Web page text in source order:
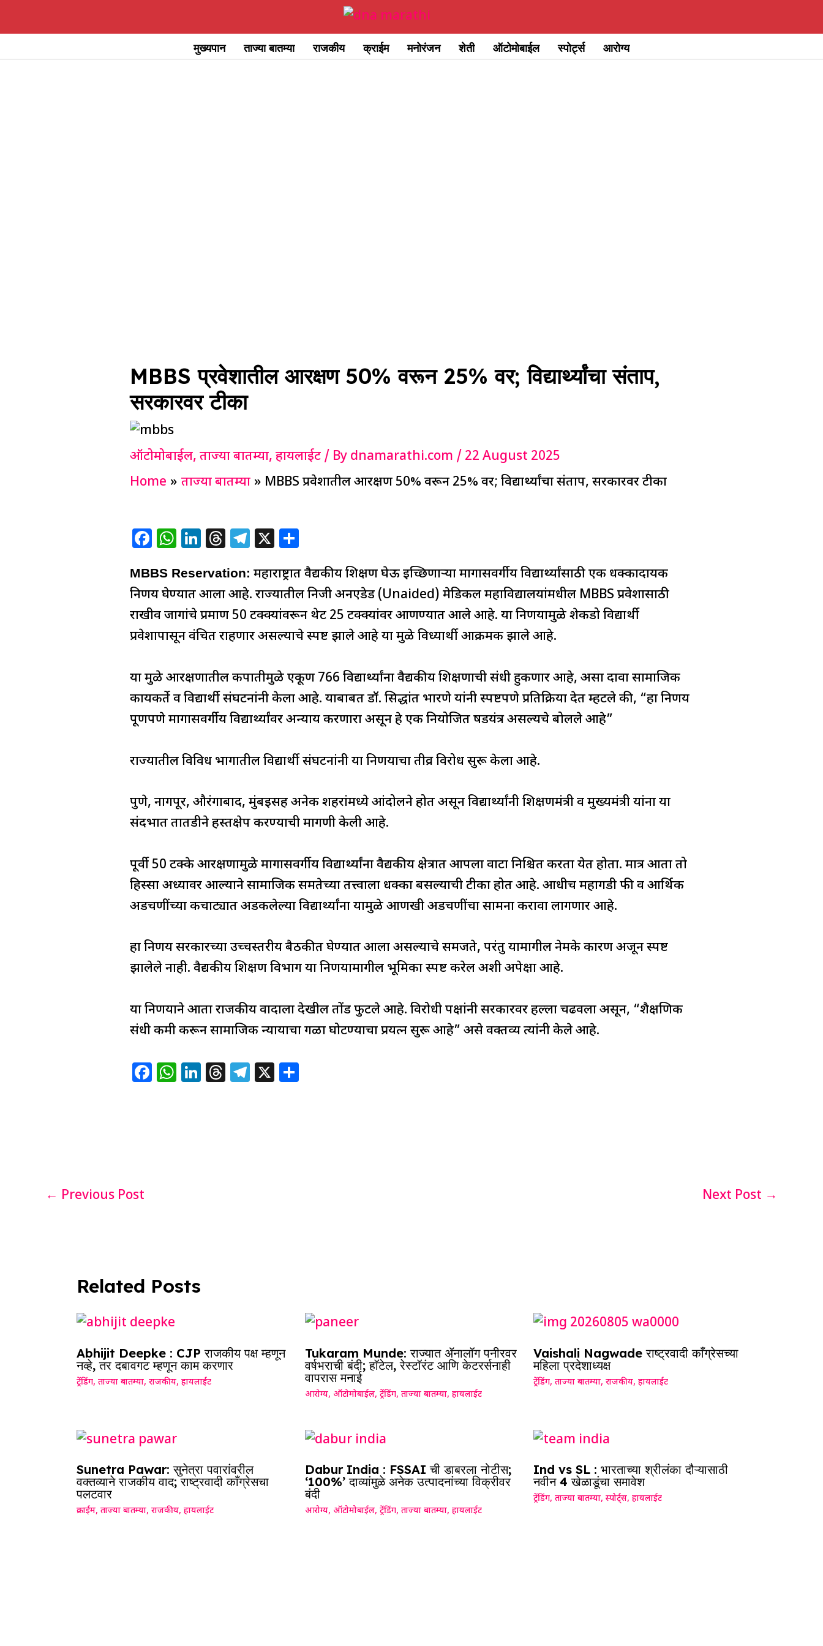
to
मुख्यपान ताज्या बातम्या राजकीय क्राईम मनोरंजन शेती ऑटोमोबाईल स्पोर्ट्स आरोग्य
MBBS प्रवेशातील आरक्षण 50% वरून 25% वर; विद्यार्थ्यांचा संताप,
सरकारवर टीका
ऑटोमोबाईल,ताज्या बातम्या,हायलाईट / By dnamarathi.com / 22 August 2025
Home
ताज्या बातम्या MBBS प्रवेशातील आरक्षण 50% वरून 25% वर; विद्यार्थ्यांचा संताप, सरकारवर टीका
F
c
e
b
o
k
W
at
s
A
p
Li
k
e
dI
n
T
re
a
d
s
T
e
g
ra
m
X
ar
e
MBBS Reservation: महाराष्ट्रात वैद्यकीय शिक्षण घेऊ इच्छिणाऱ्या मागासवर्गीय विद्यार्थ्यांसाठी एक धक्कादायक
निर्णय घेण्यात आला आहे. राज्यातील निजी अनएडेड (Unaided) मेडिकल महाविद्यालयांमधील MBBS प्रवेशासाठी
राखीव जागांचे प्रमाण 50 टक्क्यांवरून थेट 25 टक्क्यांवर आणण्यात आले आहे. या निर्णयामुळे शेकडो विद्यार्थी
प्रवेशापासून वंचित राहणार असल्याचे स्पष्ट झाले आहे या मुळे विध्यार्थी आक्रमक झाले आहे.
या मुळे आरक्षणातील कपातीमुळे एकूण 766 विद्यार्थ्यांना वैद्यकीय शिक्षणाची संधी हुकणार आहे, असा दावा सामाजिक
कार्यकर्ते व विद्यार्थी संघटनांनी केला आहे. याबाबत डॉ. सिद्धांत भारणे यांनी स्पष्टपणे प्रतिक्रिया देत म्हटले की, “हा निर्णय
पूर्णपणे मागासवर्गीय विद्यार्थ्यांवर अन्याय करणारा असून हे एक नियोजित षडयंत्र असल्यचे बोलले आहे”
राज्यातील विविध भागातील विद्यार्थी संघटनांनी या निर्णयाचा तीव्र विरोध सुरू केला आहे.
पुणे, नागपूर, औरंगाबाद, मुंबईसह अनेक शहरांमध्ये आंदोलने होत असून विद्यार्थ्यांनी शिक्षणमंत्री व मुख्यमंत्री यांना या
संदर्भात तातडीने हस्तक्षेप करण्याची मागणी केली आहे.
पूर्वी 50 टक्के आरक्षणामुळे मागासवर्गीय विद्यार्थ्यांना वैद्यकीय क्षेत्रात आपला वाटा निश्चित करता येत होता. मात्र आता तो
हिस्सा अर्ध्यावर आल्याने सामाजिक समतेच्या तत्त्वाला धक्का बसल्याची टीका होत आहे. आधीच महागडी फी व आर्थिक
अडचणींच्या कचाट्यात अडकलेल्या विद्यार्थ्यांना यामुळे आणखी अडचणींचा सामना करावा लागणार आहे.
हा निर्णय सरकारच्या उच्चस्तरीय बैठकीत घेण्यात आला असल्याचे समजते, परंतु यामागील नेमके कारण अजून स्पष्ट
झालेले नाही. वैद्यकीय शिक्षण विभाग या निर्णयामागील भूमिका स्पष्ट करेल अशी अपेक्षा आहे.
या निर्णयाने आता राजकीय वादाला देखील तोंड फुटले आहे. विरोधी पक्षांनी सरकारवर हल्ला चढवला असून, “शैक्षणिक
संधी कमी करून सामाजिक न्यायाचा गळा घोटण्याचा प्रयत्न सुरू आहे” असे वक्तव्य त्यांनी केले आहे.
F W Li T T X
← Previous Post Next Post →
Related Posts
Abhijit Deepke : CJP राजकीय पक्ष म्हणून
नव्हे, तर दबावगट म्हणून काम करणार
ट्रेंडिंग, ताज्या बातम्या, राजकीय, हायलाईट
Tukaram Munde: राज्यात ॲनालॉग पनीरवर
वर्षभराची बंदी; हॉटेल, रेस्टॉरंट आणि केटरर्सनाही
वापरास मनाई
आरोग्य, ऑटोमोबाईल, ट्रेंडिंग, ताज्या बातम्या, हायलाईट
Vaishali Nagwade राष्ट्रवादी काँग्रेसच्या
महिला प्रदेशाध्यक्ष
ट्रेंडिंग,ताज्या बातम्या,राजकीय,हायलाईट
Sunetra Pawar: सुनेत्रा पवारांवरील
वक्तव्याने राजकीय वाद; राष्ट्रवादी काँग्रेसचा
पलटवार
क्राईम, ताज्या बातम्या, राजकीय, हायलाईट
Dabur India : FSSAI ची डाबरला नोटीस;
‘100%’ दाव्यांमुळे अनेक उत्पादनांच्या विक्रीवर
बंदी
आरोग्य, ऑटोमोबाईल, ट्रेंडिंग, ताज्या बातम्या, हायलाईट
Ind vs SL : भारताच्या श्रीलंका दौऱ्यासाठी
नवीन 4 खेळाडूंचा समावेश
ट्रेंडिंग,ताज्या बातम्या,स्पोर्ट्स,हायलाईट